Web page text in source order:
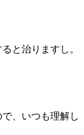
と治りますし。
、いつも理解し